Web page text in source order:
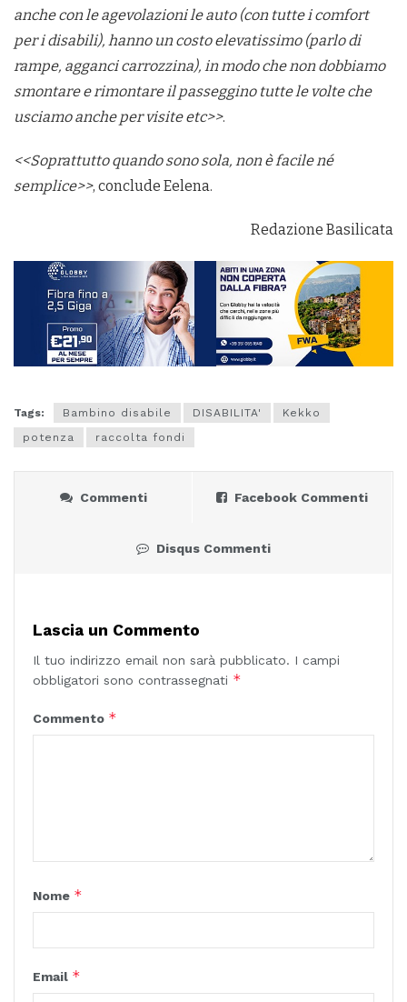
anche con le agevolazioni le auto (con tutte i comfort
per i disabili), hanno un costo elevatissimo (parlo di
rampe, agganci carrozzina), in modo che non dobbiamo
smontare e rimontare il passeggino tutte le volte che
usciamo anche per visite etc>>.
<<Soprattutto quando sono sola, non è facile né
semplice>>, conclude Eelena.
Redazione Basilicata
Tags: Bambino disabile DISABILITA'
Kekko
potenza
raccolta fondi
Commenti Facebook Commenti
Disqus Commenti
Lascia un Commento
Il tuo indirizzo email non sarà pubblicato. I campi
obbligatori sono contrassegnati *
Commento *
Nome *
Email *